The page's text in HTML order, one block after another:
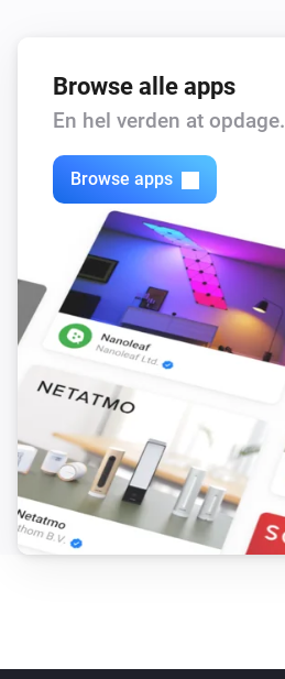
Browse alle apps
En hel verden at opdage.
Browse apps